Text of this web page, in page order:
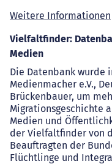
Weitere Informationen
Vielfaltfinder:
Medien
Die Datenbank wurde
Medienmacher e.V.,
Brückenbauer, um
Migrationsgeschichte
Medien und
der Vielfaltfinder von
Beauftragten der
Flüchtlinge und